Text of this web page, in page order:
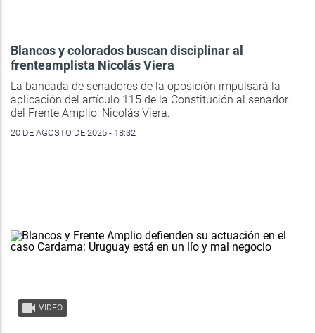
Blancos y colorados buscan disciplinar al
frenteamplista Nicolás Viera
La bancada de senadores de la oposición impulsará la
aplicación del artículo 115 de la Constitución al senador
del Frente Amplio, Nicolás Viera.
20 DE AGOSTO DE 2025 - 18:32
VIDEO